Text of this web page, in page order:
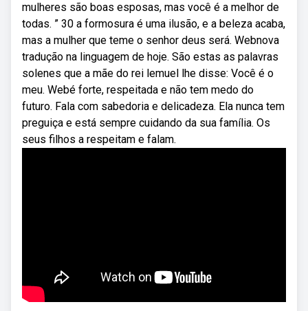
mulheres são boas esposas, mas você é a melhor de
todas. ” 30 a formosura é uma ilusão, e a beleza acaba,
mas a mulher que teme o senhor deus será. Webnova
tradução na linguagem de hoje. São estas as palavras
solenes que a mãe do rei lemuel lhe disse: Você é o
meu. Webé forte, respeitada e não tem medo do
futuro. Fala com sabedoria e delicadeza. Ela nunca tem
preguiça e está sempre cuidando da sua família. Os
seus filhos a respeitam e falam.